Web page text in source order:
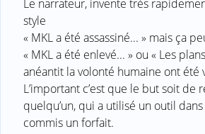
Le narrateur, invente très
style
« MKL a été assassiné... » mais ça
« MKL a été enlevé... » ou « Les
anéantit la volonté humaine ont été
L’important c’est que le but soit de
quelqu’un, qui a utilisé un outil
commis un forfait.